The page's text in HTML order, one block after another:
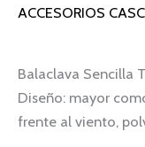
ACCESORIOS
Balaclava Sencilla
Diseño: mayor
frente al viento,